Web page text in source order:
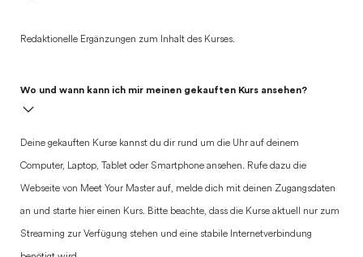
Redaktionelle Ergänzungen zum Inhalt des Kurses.
Wo und wann kann ich mir meinen gekauften Kurs ansehen?
Deine gekauften Kurse kannst du dir rund um die Uhr auf deinem
Computer, Laptop, Tablet oder Smartphone ansehen. Rufe dazu die
Webseite von Meet Your Master auf, melde dich mit deinen Zugangsdaten
an und starte hier einen Kurs. Bitte beachte, dass die Kurse aktuell nur zum
Streaming zur Verfügung stehen und eine stabile Internetverbindung